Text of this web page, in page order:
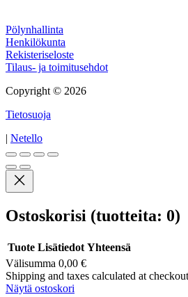
Pölynhallinta
Henkilökunta
Rekisteriseloste
Tilaus- ja toimitusehdot
Copyright © 2026
Tietosuoja
| Netello
Ostoskorisi (tuotteita: 0)
Tuotteet
Tuote Lisätiedot Yhteensä
Välisumma 0,00 €
Shipping and taxes calculated at
Näytä ostoskori